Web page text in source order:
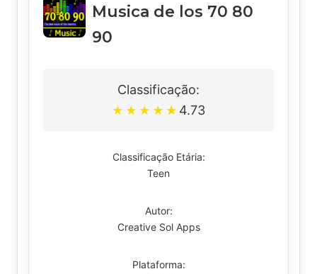
Musica de los 70 80
90
Classificação:
★ ★ ★ ★ ★ 4.73
Classificação Etária:
Teen
Autor:
Creative Sol Apps
Plataforma: